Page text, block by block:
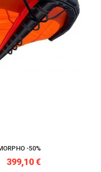
-50%
399,10 €